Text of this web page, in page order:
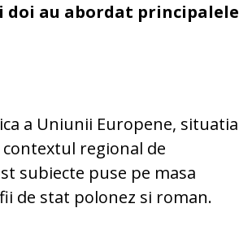
doi au abordat principalele
a Uniunii Europene, situatia
regional de
subiecte puse pe masa
de stat polonez si roman.